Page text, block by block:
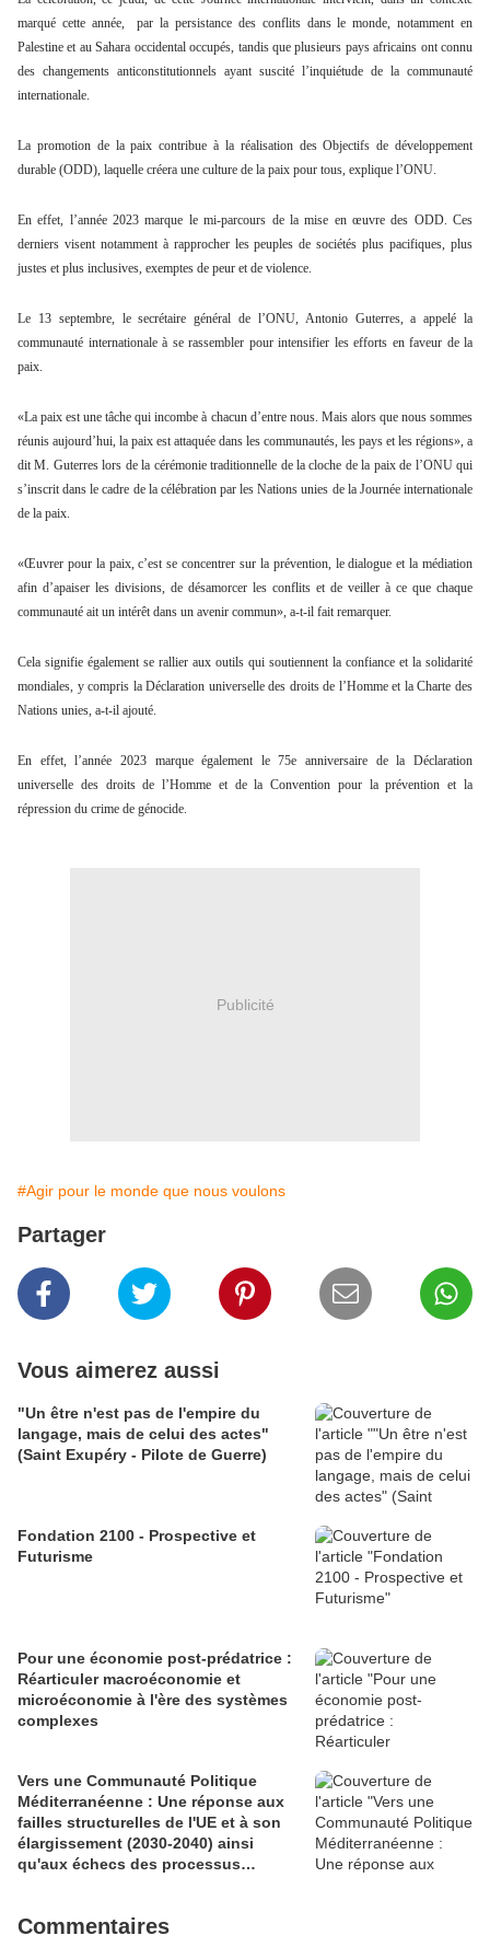
marqué cette année, par la persistance des conflits dans le monde, notamment en
Palestine et au Sahara occidental occupés, tandis que plusieurs pays africains ont connu
des changements anticonstitutionnels ayant suscité l’inquiétude de la communauté
internationale.
La promotion de la paix contribue à la réalisation des Objectifs de développement
durable (ODD), laquelle créera une culture de la paix pour tous, explique l’ONU.
En effet, l’année 2023 marque le mi-parcours de la mise en œuvre des ODD. Ces
derniers visent notamment à rapprocher les peuples de sociétés plus pacifiques, plus
justes et plus inclusives, exemptes de peur et de violence.
Le 13 septembre, le secrétaire général de l’ONU, Antonio Guterres, a appelé la
communauté internationale à se rassembler pour intensifier les efforts en faveur de la
paix.
«La paix est une tâche qui incombe à chacun d’entre nous. Mais alors que nous sommes
réunis aujourd’hui, la paix est attaquée dans les communautés, les pays et les régions», a
dit M. Guterres lors de la cérémonie traditionnelle de la cloche de la paix de l’ONU qui
s’inscrit dans le cadre de la célébration par les Nations unies de la Journée internationale
de la paix.
«Œuvrer pour la paix, c’est se concentrer sur la prévention, le dialogue et la médiation
afin d’apaiser les divisions, de désamorcer les conflits et de veiller à ce que chaque
communauté ait un intérêt dans un avenir commun», a-t-il fait remarquer.
Cela signifie également se rallier aux outils qui soutiennent la confiance et la solidarité
mondiales, y compris la Déclaration universelle des droits de l’Homme et la Charte des
Nations unies, a-t-il ajouté.
En effet, l’année 2023 marque également le 75e anniversaire de la Déclaration
universelle des droits de l’Homme et de la Convention pour la prévention et la
répression du crime de génocide.
Publicité
#Agir pour le monde que nous voulons
Partager
Vous aimerez aussi
"Un être n'est pas de l'empire du
langage, mais de celui des actes"
(Saint Exupéry - Pilote de Guerre)
Fondation 2100 - Prospective et
Futurisme
Pour une économie post-prédatrice :
Réarticuler macroéconomie et
microéconomie à l'ère des systèmes
complexes
Vers une Communauté Politique
Méditerranéenne : Une réponse aux
failles structurelles de l'UE et à son
élargissement (2030-2040) ainsi
qu'aux échecs des processus
Commentaires